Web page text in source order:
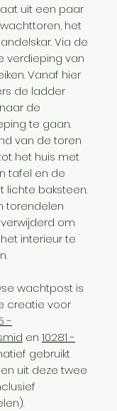
uit een paar
het
Via de
verdieping van
Vanaf hier
de ladder
de
te gaan.
van de toren
het huis met
tafel en de
lichte baksteen.
torendelen
om
interieur te
wachtpost is
creatie voor
-
en 10281 -
gebruikt
uit deze twee